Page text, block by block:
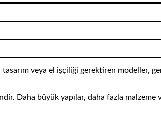
veya el işçiliği gerektiren modeller,
Daha büyük yapılar, daha fazla